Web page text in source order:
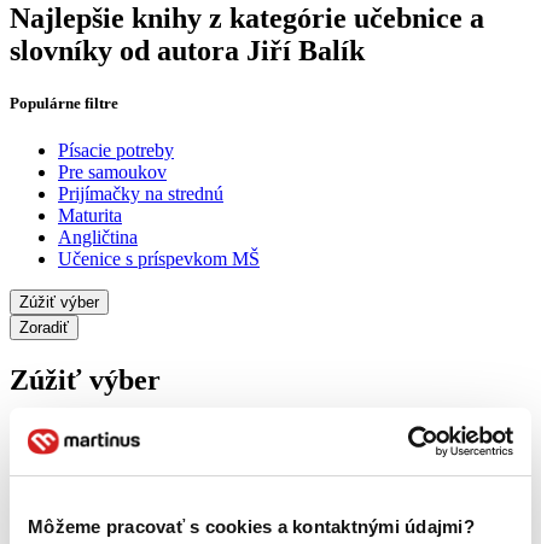
Môžeme pracovať s cookies a kontaktnými údajmi?
Najlepšie knihy z kategórie učebnice a
slovníky od autora Jiří Balík
Populárne filtre
Písacie potreby
Pre samoukov
Prijímačky na strednú
Maturita
Angličtina
Učenice s príspevkom MŠ
Zúžiť výber
Zoradiť
Zúžiť výber
Zobraziť iba
zľavnené tituly (0 titulov) zľavnené tituly